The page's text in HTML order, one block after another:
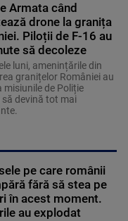
Armata când
drone la granița
Piloții de F-16 au
să decoleze
luni, amenințările din
granițelor României au
misiunile de Poliție
să devină tot mai
pe care românii
fără să stea pe
în acest moment.
au explodat